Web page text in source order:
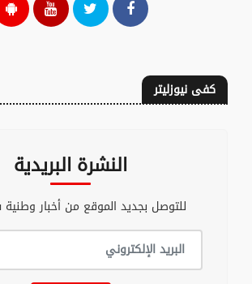
كفى نيوزليتر
النشرة البريدية
للتوصل بجديد الموقع من أخبار